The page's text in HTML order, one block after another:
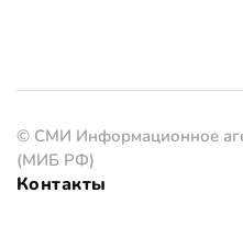
© СМИ Информационное
(МИБ РФ)
Контакты